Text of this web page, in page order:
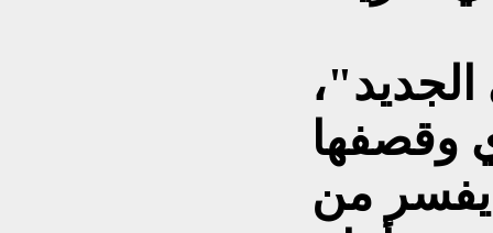
وقصفها
يفسر من